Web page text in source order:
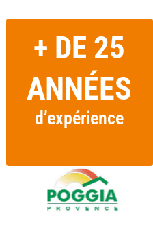
+ DE 25
ANNÉES
d’expérience